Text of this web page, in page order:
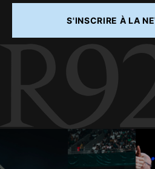
S'INSCRIRE À LA